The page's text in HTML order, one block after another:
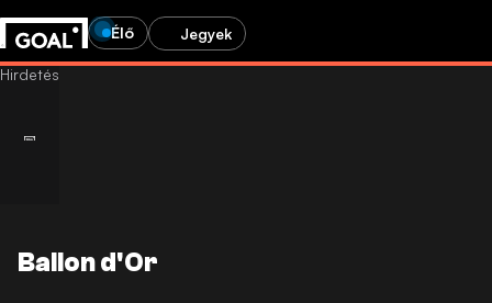
Élő Jegyek
Ballon d'Or